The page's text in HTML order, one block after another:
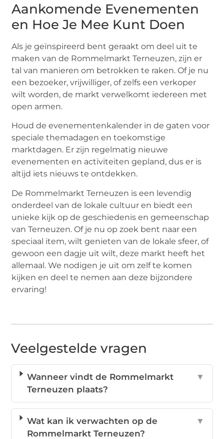
Aankomende Evenementen
en Hoe Je Mee Kunt Doen
Als je geïnspireerd bent geraakt om deel uit te
maken van de Rommelmarkt Terneuzen, zijn er
tal van manieren om betrokken te raken. Of je nu
een bezoeker, vrijwilliger, of zelfs een verkoper
wilt worden, de markt verwelkomt iedereen met
open armen.
Houd de evenementenkalender in de gaten voor
speciale themadagen en toekomstige
marktdagen. Er zijn regelmatig nieuwe
evenementen en activiteiten gepland, dus er is
altijd iets nieuws te ontdekken.
De Rommelmarkt Terneuzen is een levendig
onderdeel van de lokale cultuur en biedt een
unieke kijk op de geschiedenis en gemeenschap
van Terneuzen. Of je nu op zoek bent naar een
speciaal item, wilt genieten van de lokale sfeer, of
gewoon een dagje uit wilt, deze markt heeft het
allemaal. We nodigen je uit om zelf te komen
kijken en deel te nemen aan deze bijzondere
ervaring!
Veelgestelde vragen
Wanneer vindt de Rommelmarkt
Terneuzen plaats?
▼
Wat kan ik verwachten op de
Rommelmarkt Terneuzen?
▼